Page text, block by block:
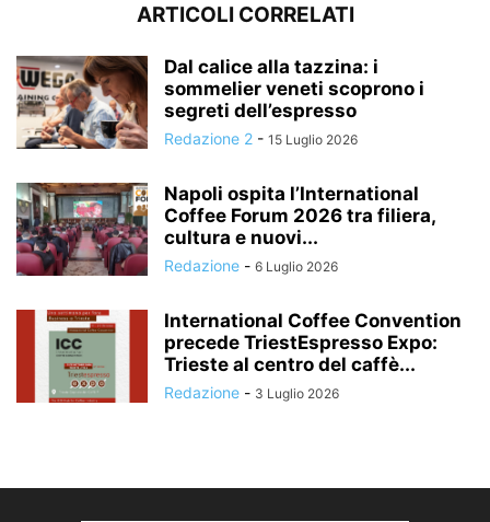
ARTICOLI CORRELATI
Dal calice alla tazzina: i
sommelier veneti scoprono i
segreti dell’espresso
Redazione 2 - 15 Luglio 2026
Napoli ospita l’International
Coffee Forum 2026 tra filiera,
cultura e nuovi...
Redazione - 6 Luglio 2026
International Coffee Convention
precede TriestEspresso Expo:
Trieste al centro del caffè...
Redazione - 3 Luglio 2026